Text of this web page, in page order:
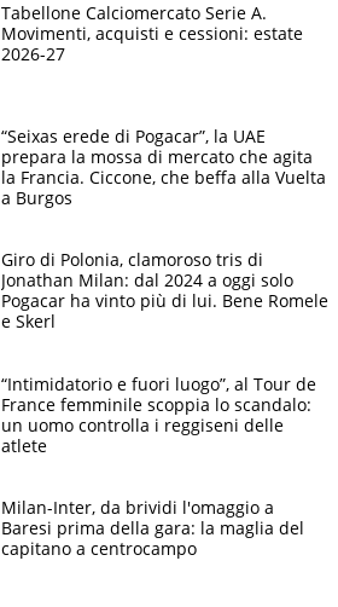
Tabellone Calciomercato Serie A.
Movimenti, acquisti e cessioni: estate
2026-27
“Seixas erede di Pogacar”, la UAE
prepara la mossa di mercato che agita
la Francia. Ciccone, che beffa alla Vuelta
a Burgos
Giro di Polonia, clamoroso tris di
Jonathan Milan: dal 2024 a oggi solo
Pogacar ha vinto più di lui. Bene Romele
e Skerl
“Intimidatorio e fuori luogo”, al Tour de
France femminile scoppia lo scandalo:
un uomo controlla i reggiseni delle
atlete
Milan-Inter, da brividi l'omaggio a
Baresi prima della gara: la maglia del
capitano a centrocampo